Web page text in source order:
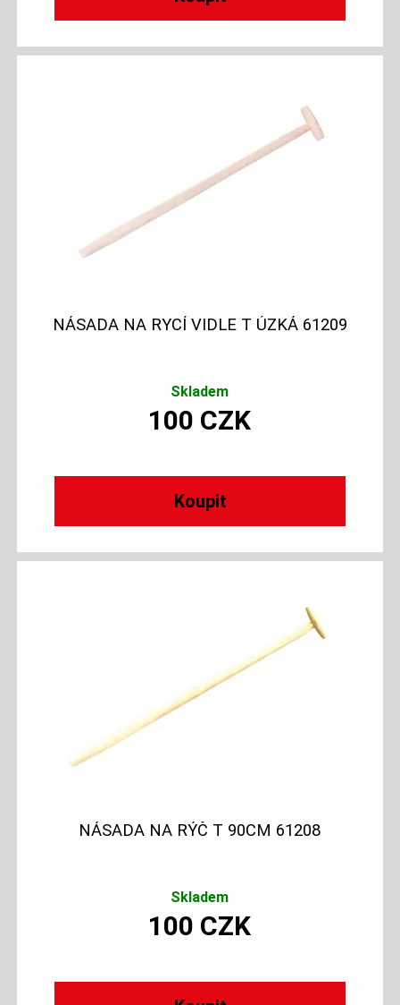
NÁSADA NA RYCÍ VIDLE T ÚZKÁ 61209
Skladem
100 CZK
NÁSADA NA RÝČ T 90CM 61208
Skladem
100 CZK